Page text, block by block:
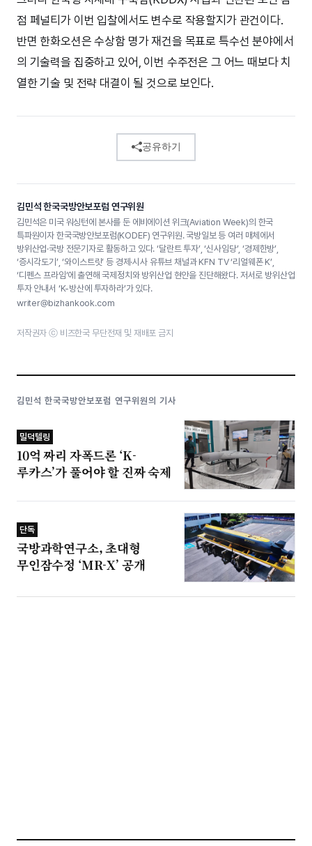
점 페널티가 이번 입찰에서도 변수로 작용할지가 관건이다.
반면 한화오션은 수상함 명가 재건을 목표로 특수선 분야에서
의 기술력을 집중하고 있어, 이번 수주전은 그 어느 때보다 치
열한 기술 및 전략 대결이 될 것으로 보인다.
공유하기
김민석 한국국방안보포럼 연구위원
김민석은 미국 워싱턴에 본사를 둔 에비에이션 위크(Aviation Week)의 한국
특파원이자 한국국방안보포럼(KODEF) 연구위원. 국방일보 등 여러 매체에서
방위산업·국방 전문기자로 활동하고 있다. ‘달란트 투자’, ‘신사임당’, ‘경제한방’,
‘증시각도기’, ‘와이스트릿’ 등 경제·시사 유튜브 채널과 KFN TV ‘리얼웨폰 K’,
‘디펜스 프라임’에 출연해 국제정치와 방위산업 현안을 진단해왔다. 저서로 방위산업
투자 안내서 ‘K-방산에 투자하라’가 있다.
writer@bizhankook.com
저작권자 ⓒ 비즈한국 무단전재 및 재배포 금지
김민석 한국국방안보포럼 연구위원의 기사
밀덕텔링
10억 짜리 자폭드론 ‘K-
루카스’가 풀어야 할 진짜 숙제
단독
국방과학연구소, 초대형
무인잠수정 ‘MR-X’ 공개